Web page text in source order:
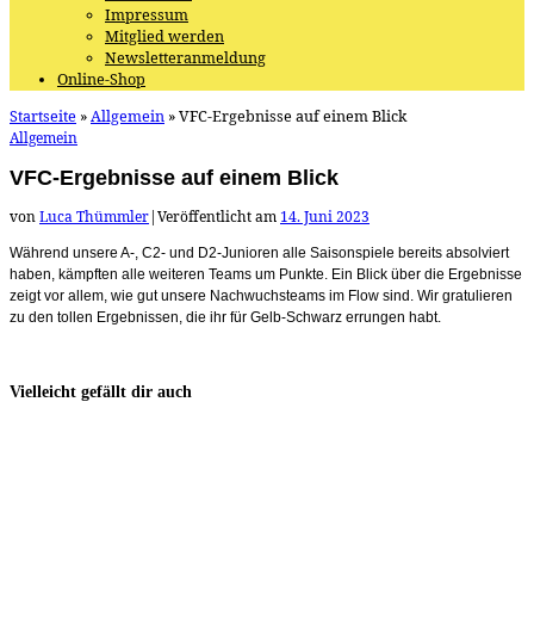
Impressum
Mitglied werden
Newsletteranmeldung
Online-Shop
Startseite »Allgemein »VFC-Ergebnisse auf einem Blick
Allgemein
VFC-Ergebnisse auf einem Blick
vonLuca Thümmler|Veröffentlicht am 14. Juni 2023
Während unsere A-, C2- und D2-Junioren alle Saisonspiele bereits absolviert
haben, kämpften alle weiteren Teams um Punkte. Ein Blick über die Ergebnisse
zeigt vor allem, wie gut unsere Nachwuchsteams im Flow sind. Wir gratulieren
zu den tollen Ergebnissen, die ihr für Gelb-Schwarz errungen habt.
Vielleicht gefällt dir auch